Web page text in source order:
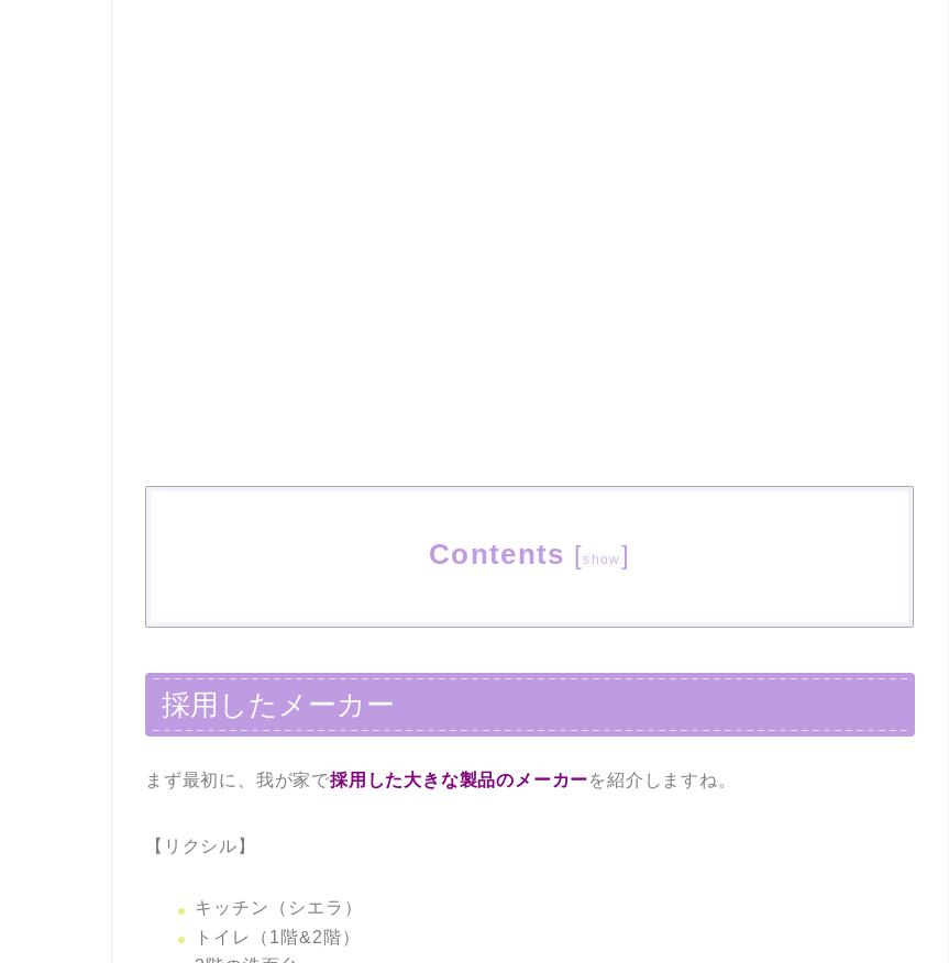
Contents [show]
採用したメーカー
まず最初に、我が家で採用した大きな製品のメーカーを紹介しますね。
【リクシル】
キッチン（シエラ）
トイレ（1階&2階）